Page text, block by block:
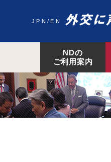
JPN EN
NDの
ご利用案内